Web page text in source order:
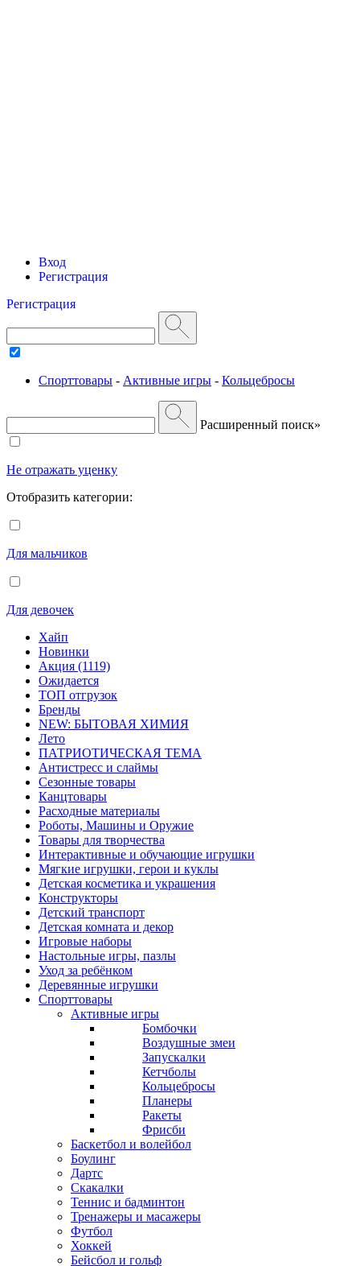
Вход
Регистрация
Регистрация
Спорттовары - Активные игры - Кольцебросы
Расширенный поиск»
Не отражать уценку
Отобразить категории:
Для мальчиков
Для девочек
Хайп
Новинки
Акция (1119)
Ожидается
ТОП отгрузок
Бренды
NEW: БЫТОВАЯ ХИМИЯ
Лето
ПАТРИОТИЧЕСКАЯ ТЕМА
Антистресс и слаймы
Сезонные товары
Канцтовары
Расходные материалы
Роботы, Машины и Оружие
Товары для творчества
Интерактивные и обучающие игрушки
Мягкие игрушки, герои и куклы
Детская косметика и украшения
Конструкторы
Детский транспорт
Детская комната и декор
Игровые наборы
Настольные игры, пазлы
Уход за ребёнком
Деревянные игрушки
Спорттовары
Активные игры
Бомбочки
Воздушные змеи
Запускалки
Кетчболы
Кольцебросы
Планеры
Ракеты
Фрисби
Баскетбол и волейбол
Боулинг
Дартс
Скакалки
Теннис и бадминтон
Тренажеры и масажеры
Футбол
Хоккей
Бейсбол и гольф